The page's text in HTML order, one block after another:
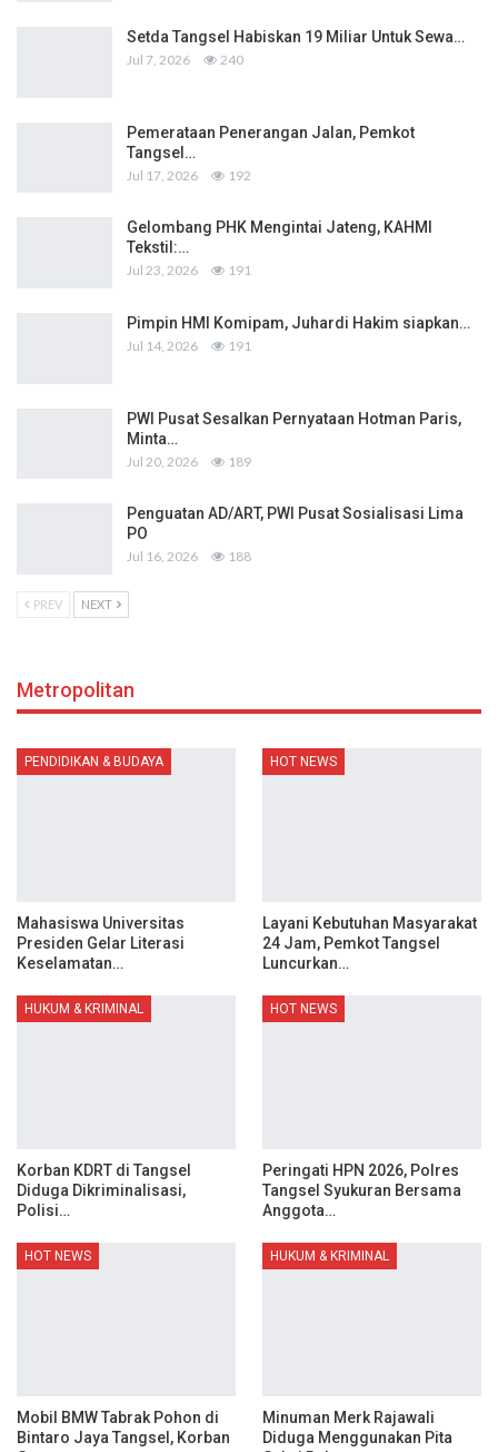
Setda Tangsel Habiskan 19 Miliar Untuk Sewa…
Jul 7, 2026 240
Pemerataan Penerangan Jalan, Pemkot
Tangsel…
Jul 17, 2026 192
Gelombang PHK Mengintai Jateng, KAHMI
Tekstil:…
Jul 23, 2026 191
Pimpin HMI Komipam, Juhardi Hakim siapkan…
Jul 14, 2026 191
PWI Pusat Sesalkan Pernyataan Hotman Paris,
Minta…
Jul 20, 2026 189
Penguatan AD/ART, PWI Pusat Sosialisasi Lima
PO
Jul 16, 2026 188
PREV NEXT
Metropolitan
PENDIDIKAN & BUDAYA
Mahasiswa Universitas
Presiden Gelar Literasi
Keselamatan…
HOT NEWS
Layani Kebutuhan Masyarakat
24 Jam, Pemkot Tangsel
Luncurkan…
HUKUM & KRIMINAL
Korban KDRT di Tangsel
Diduga Dikriminalisasi,
Polisi…
HOT NEWS
Peringati HPN 2026, Polres
Tangsel Syukuran Bersama
Anggota…
HOT NEWS
Mobil BMW Tabrak Pohon di
Bintaro Jaya Tangsel, Korban
HUKUM & KRIMINAL
Minuman Merk Rajawali
Diduga Menggunakan Pita